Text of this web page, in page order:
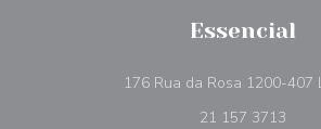
Essencial
176 Rua da Rosa 1200-407
21 157 3713